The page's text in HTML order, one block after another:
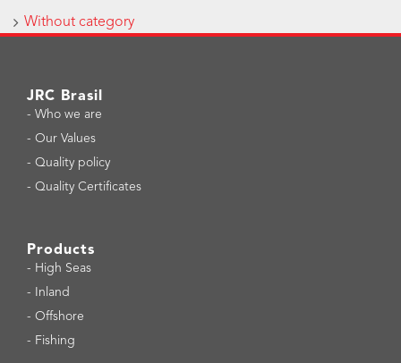
Without category
JRC Brasil
- Who we are
- Our Values
- Quality policy
- Quality Certificates
Products
- High Seas
-
Inland
- Offshore
- Fishing